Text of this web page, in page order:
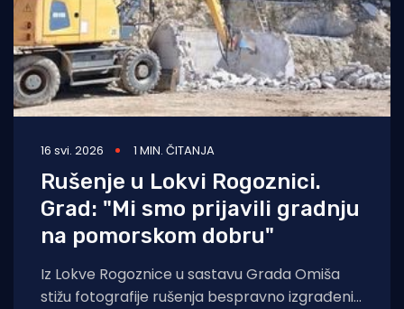
16 svi. 2026 1 MIN. ČITANJA
Rušenje u Lokvi Rogoznici.
Grad: "Mi smo prijavili gradnju
na pomorskom dobru"
Iz Lokve Rogoznice u sastavu Grada Omiša
stižu fotografije rušenja bespravno izgrađenih